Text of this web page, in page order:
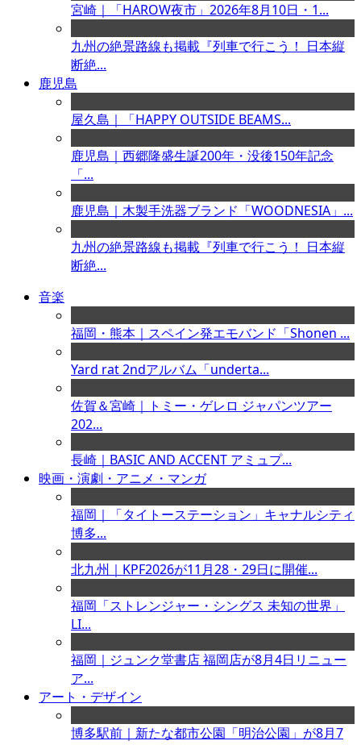
宮崎｜「HAROW夜市」2026年8月10日・1...
九州の絶景路線も掲載『列車で行こう！ 日本縦
断絶...
鹿児島
屋久島｜「HAPPY OUTSIDE BEAMS...
鹿児島｜西郷隆盛生誕200年・没後150年記念
「...
鹿児島｜木製手洗器ブランド「WOODNESIA」...
九州の絶景路線も掲載『列車で行こう！ 日本縦
断絶...
音楽
福岡・熊本｜スペイン発エモバンド「Shonen ...
Yard rat 2ndアルバム「underta...
佐賀＆宮崎｜トミー・ゲレロ ジャパンツアー
202...
長崎｜BASIC AND ACCENT アミュプ...
映画・演劇・アニメ・マンガ
福岡｜「タイトーステーション」キャナルシティ
博多...
北九州｜KPF2026が11月28・29日に開催...
福岡「ストレンジャー・シングス 未知の世界」
LI...
福岡｜ジュンク堂書店 福岡店が8月4日リニュー
ア...
アート・デザイン
博多駅前｜新たな都市公園「明治公園」が8月7